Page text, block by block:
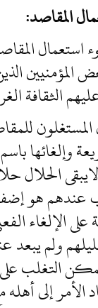
المقاصد:
استعمال
المؤمنيين
الثقافة
وإلغائها
الحلال
عندهم هو
الإلغاء
ولم يبعد
التغلب
إلى أهله